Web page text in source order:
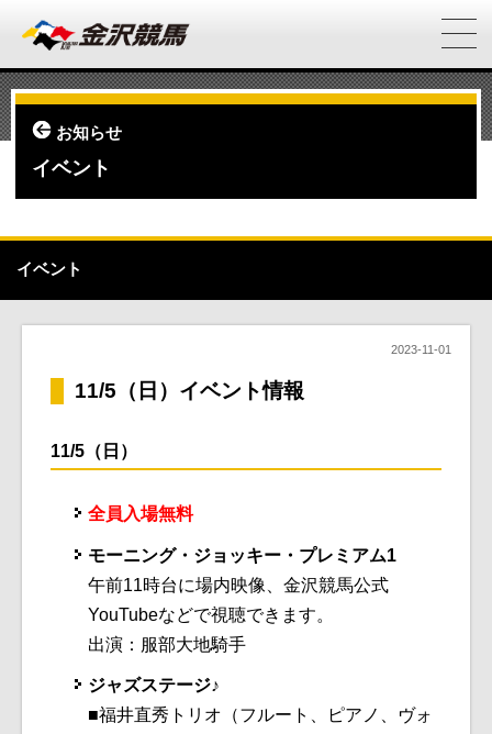
お知らせ
イベント
イベント
2023-11-01
11/5（日）イベント情報
11/5（日）
全員入場無料
モーニング・ジョッキー・プレミアム1
午前11時台に場内映像、金沢競馬公式
YouTubeなどで視聴できます。
出演：服部大地騎手
ジャズステージ♪
■福井直秀トリオ（フルート、ピアノ、ヴォ